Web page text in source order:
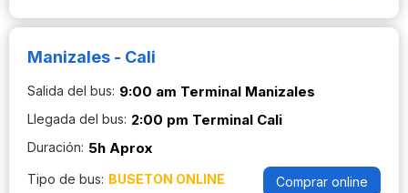
Manizales - Cali
Salida del bus: 9:00 am Terminal Manizales
Llegada del bus: 2:00 pm Terminal Cali
Duración: 5h Aprox
Tipo de bus: BUSETON ONLINE Comprar online